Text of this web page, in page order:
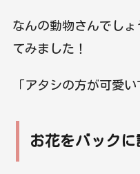
なんの動物さんでし
てみました！
「アタシの方が可愛
お花をバック